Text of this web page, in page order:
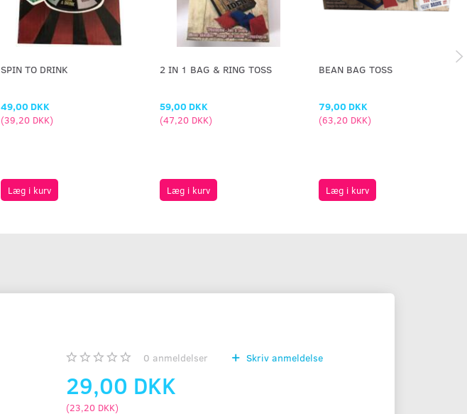
SPIN TO DRINK
49,00 DKK
(39,20 DKK)
Læg i kurv
2 IN 1 BAG & RING TOSS
59,00 DKK
(47,20 DKK)
Læg i kurv
BEAN BAG TOSS
79,00 DKK
(63,20 DKK)
Læg i kurv
0 anmeldelser Skriv anmeldelse
29,00 DKK
(23,20 DKK)